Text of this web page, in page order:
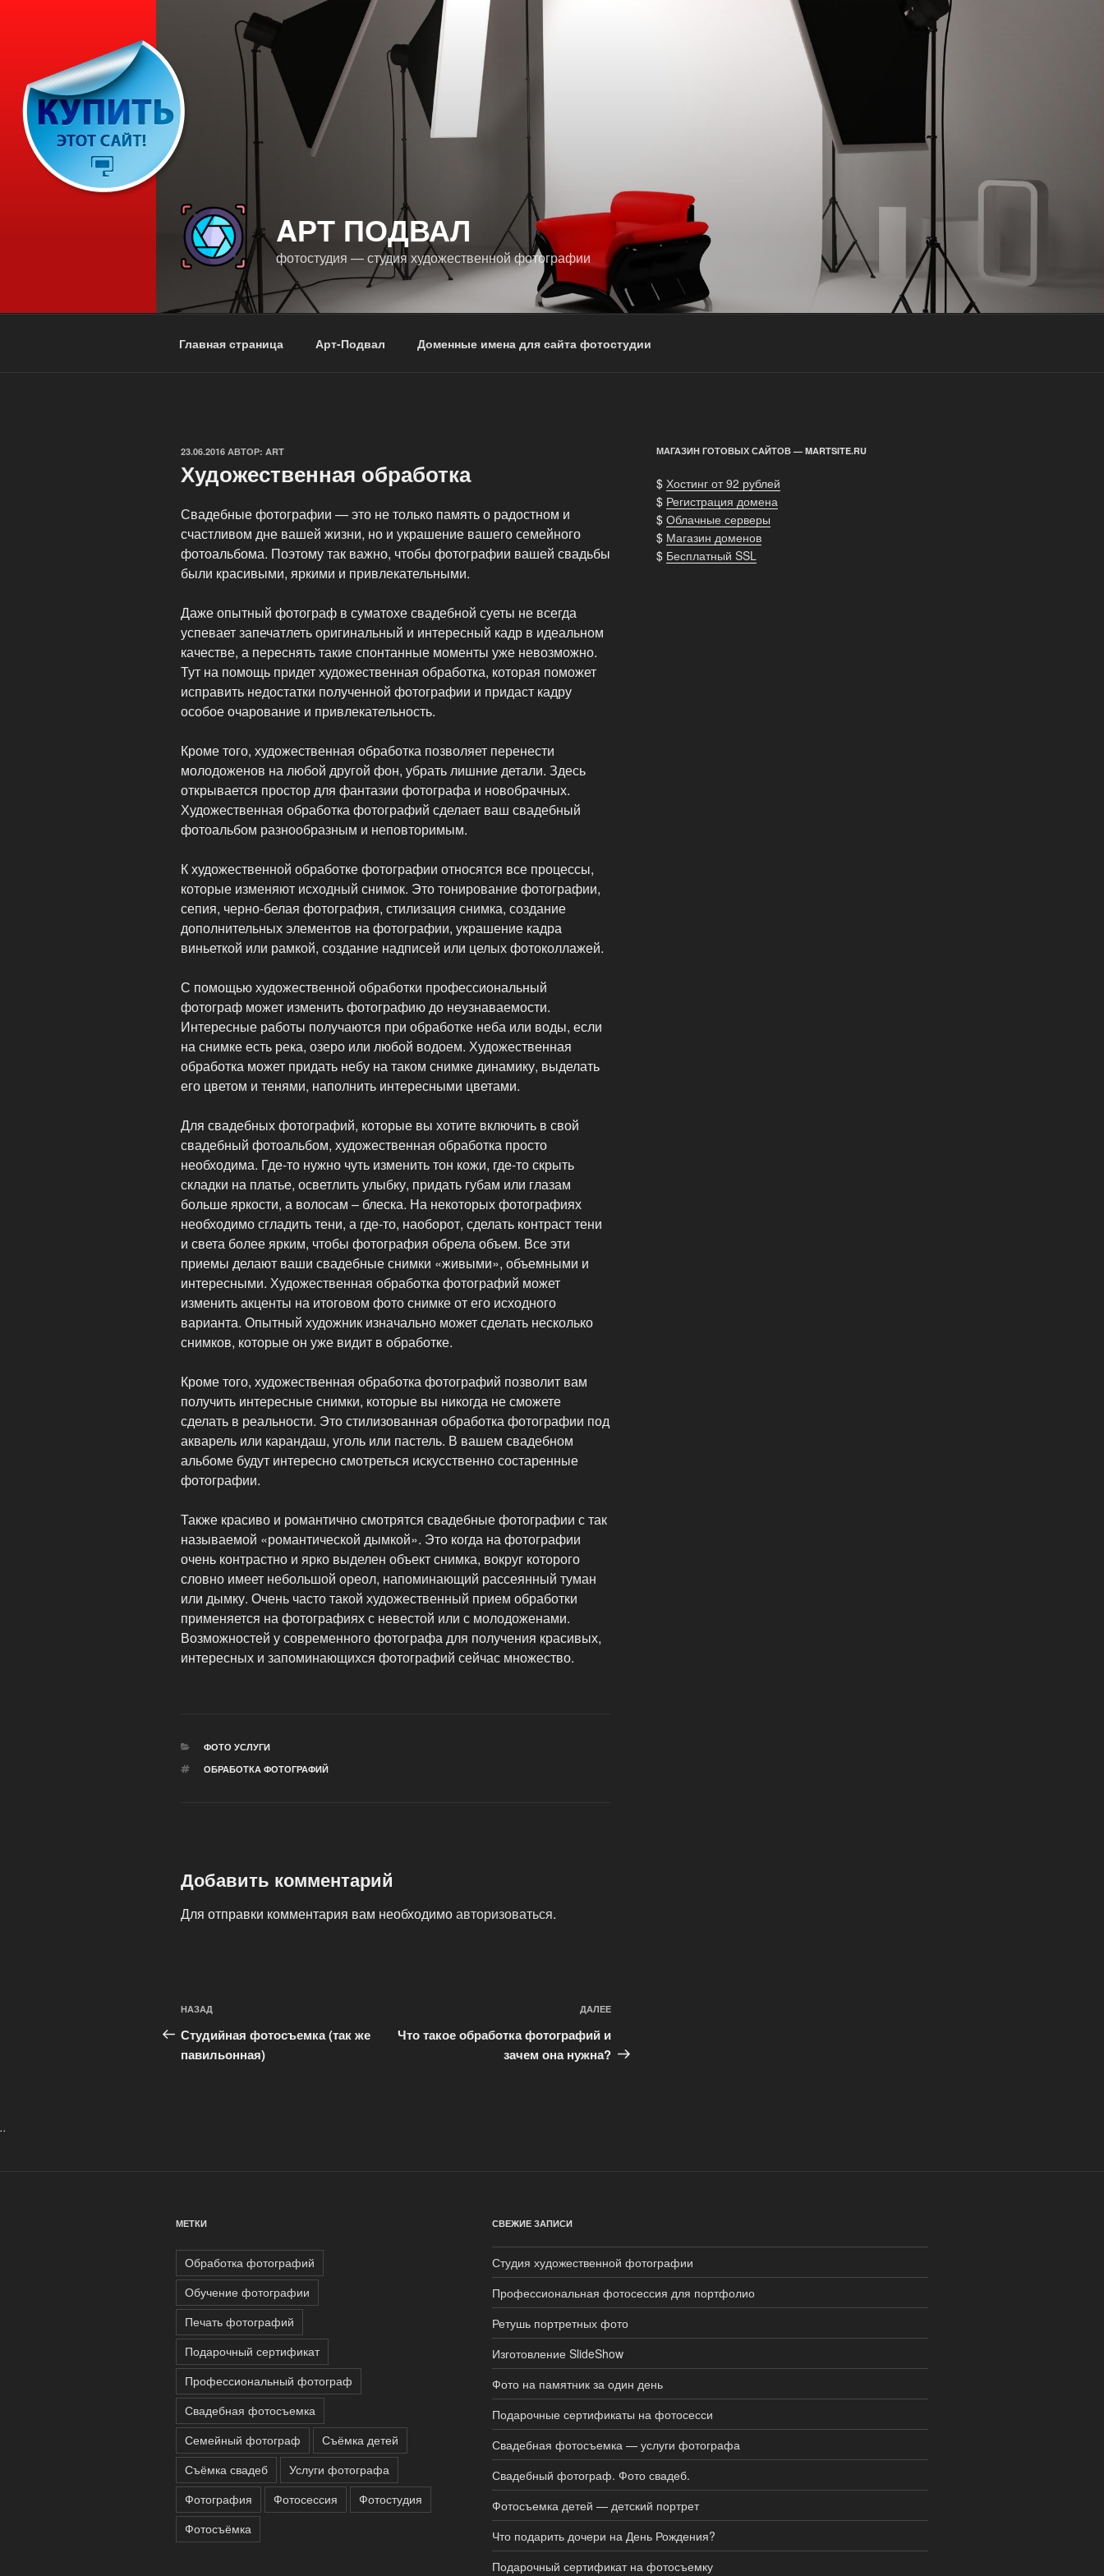
AРТ ПОДВАЛ
фотостудия — студия художественной фотографии
Главная страница Арт-Подвал Доменные имена для сайта фотостудии
ОПУБЛИКОВАНО
23.06.2016 АВТОР: ART
Художественная обработка
Свадебные фотографии — это не только память о радостном и
счастливом дне вашей жизни, но и украшение вашего семейного
фотоальбома. Поэтому так важно, чтобы фотографии вашей свадьбы
были красивыми, яркими и привлекательными.
Даже опытный фотограф в суматохе свадебной суеты не всегда
успевает запечатлеть оригинальный и интересный кадр в идеальном
качестве, а переснять такие спонтанные моменты уже невозможно.
Тут на помощь придет художественная обработка, которая поможет
исправить недостатки полученной фотографии и придаст кадру
особое очарование и привлекательность.
Кроме того, художественная обработка позволяет перенести
молодоженов на любой другой фон, убрать лишние детали. Здесь
открывается простор для фантазии фотографа и новобрачных.
Художественная обработка фотографий сделает ваш свадебный
фотоальбом разнообразным и неповторимым.
К художественной обработке фотографии относятся все процессы,
которые изменяют исходный снимок. Это тонирование фотографии,
сепия, черно-белая фотография, стилизация снимка, создание
дополнительных элементов на фотографии, украшение кадра
виньеткой или рамкой, создание надписей или целых фотоколлажей.
С помощью художественной обработки профессиональный
фотограф может изменить фотографию до неузнаваемости.
Интересные работы получаются при обработке неба или воды, если
на снимке есть река, озеро или любой водоем. Художественная
обработка может придать небу на таком снимке динамику, выделать
его цветом и тенями, наполнить интересными цветами.
Для свадебных фотографий, которые вы хотите включить в свой
свадебный фотоальбом, художественная обработка просто
необходима. Где-то нужно чуть изменить тон кожи, где-то скрыть
складки на платье, осветлить улыбку, придать губам или глазам
больше яркости, а волосам – блеска. На некоторых фотографиях
необходимо сгладить тени, а где-то, наоборот, сделать контраст тени
и света более ярким, чтобы фотография обрела объем. Все эти
приемы делают ваши свадебные снимки «живыми», объемными и
интересными. Художественная обработка фотографий может
изменить акценты на итоговом фото снимке от его исходного
варианта. Опытный художник изначально может сделать несколько
снимков, которые он уже видит в обработке.
Кроме того, художественная обработка фотографий позволит вам
получить интересные снимки, которые вы никогда не сможете
сделать в реальности. Это стилизованная обработка фотографии под
акварель или карандаш, уголь или пастель. В вашем свадебном
альбоме будут интересно смотреться искусственно состаренные
фотографии.
Также красиво и романтично смотрятся свадебные фотографии с так
называемой «романтической дымкой». Это когда на фотографии
очень контрастно и ярко выделен объект снимка, вокруг которого
словно имеет небольшой ореол, напоминающий рассеянный туман
или дымку. Очень часто такой художественный прием обработки
применяется на фотографиях с невестой или с молодоженами.
Возможностей у современного фотографа для получения красивых,
интересных и запоминающихся фотографий сейчас множество.
РУБРИКИ
ФОТО УСЛУГИ
МЕТКИ
ОБРАБОТКА ФОТОГРАФИЙ
Добавить комментарий
Для отправки комментария вам необходимоавторизоваться.
Навигация
по
записям
Предыдущая
запись:
НАЗАД
Студийная фотосъемка (так же
павильонная)
ДАЛЕЕ
Что такое обработка фотографий и
зачем она нужна?
МАГАЗИН ГОТОВЫХ САЙТОВ — MARTSITE.RU
$ Хостинг от 92 рублей
$ Регистрация домена
$ Облачные серверы
$ Магазин доменов
$ Бесплатный SSL
..
МЕТКИ
Обработка фотографий
Обучение фотографии
Печать фотографий
Подарочный сертификат
Профессиональный фотограф
Свадебная фотосъемка
Семейный фотограф
Съёмка детей
Съёмка свадеб
Услуги фотографа
Фотография
Фотосессия
Фотостудия
Фотосъёмка
СВЕЖИЕ ЗАПИСИ
Студия художественной фотографии
Профессиональная фотосессия для портфолио
Ретушь портретных фото
Изготовление SlideShow
Фото на памятник за один день
Подарочные сертификаты на фотосесси
Свадебная фотосъемка — услуги фотографа
Свадебный фотограф. Фото свадеб.
Фотосъемка детей — детский портрет
Что подарить дочери на День Рождения?
Подарочный сертификат на фотосъемку